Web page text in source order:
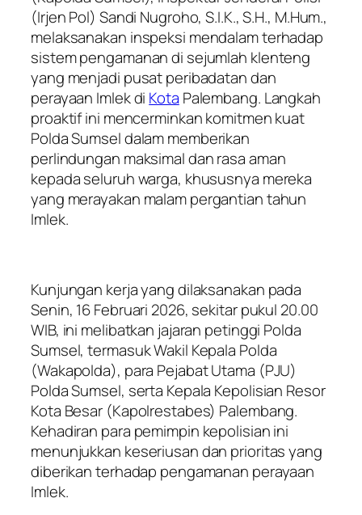
(Irjen Pol) Sandi Nugroho, S.I.K., S.H., M.Hum.,
melaksanakan inspeksi mendalam terhadap
sistem pengamanan di sejumlah klenteng
yang menjadi pusat peribadatan dan
perayaan Imlek di Kota Palembang. Langkah
proaktif ini mencerminkan komitmen kuat
Polda Sumsel dalam memberikan
perlindungan maksimal dan rasa aman
kepada seluruh warga, khususnya mereka
yang merayakan malam pergantian tahun
Imlek.
Kunjungan kerja yang dilaksanakan pada
Senin, 16 Februari 2026, sekitar pukul 20.00
WIB, ini melibatkan jajaran petinggi Polda
Sumsel, termasuk Wakil Kepala Polda
(Wakapolda), para Pejabat Utama (PJU)
Polda Sumsel, serta Kepala Kepolisian Resor
Kota Besar (Kapolrestabes) Palembang.
Kehadiran para pemimpin kepolisian ini
menunjukkan keseriusan dan prioritas yang
diberikan terhadap pengamanan perayaan
Imlek.